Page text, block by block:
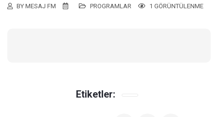
BY MESAJ FM PROGRAMLAR 1 GÖRÜNTÜLENME
Etiketler: